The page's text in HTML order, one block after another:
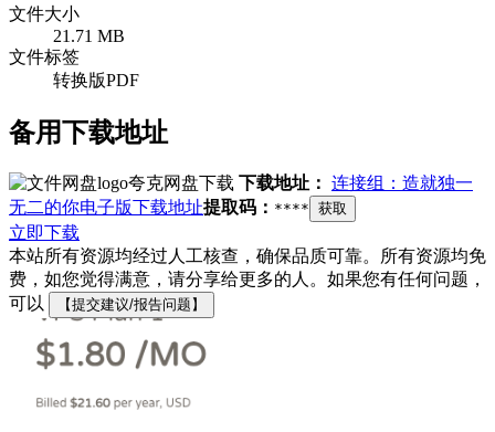
文件大小
21.71 MB
文件标签
转换版PDF
备用下载地址
夸克网盘下载 下载地址： 连接组：造就独一
无二的你电子版下载地址提取码： **** 获取
立即下载
本站所有资源均经过人工核查，确保品质可靠。所有资源均免
费，如您觉得满意，请分享给更多的人。如果您有任何问题，
可以
【提交建议/报告问题】